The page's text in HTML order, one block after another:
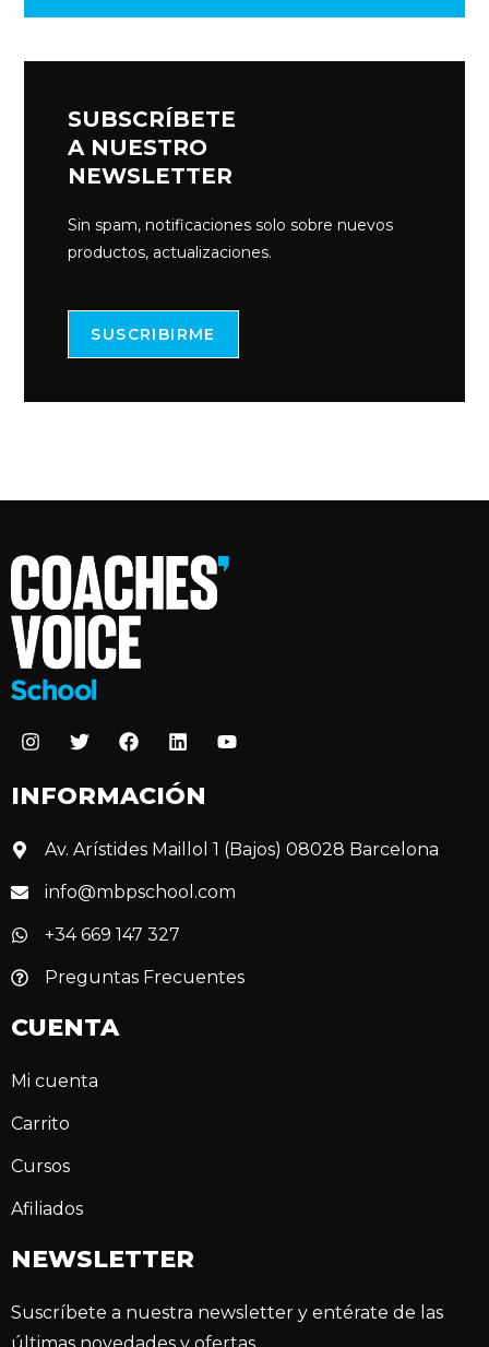
SUBSCRÍBETE
A NUESTRO
NEWSLETTER
Sin spam, notificaciones solo sobre nuevos
productos, actualizaciones.
SUSCRIBIRME
INFORMACIÓN
Av. Arístides Maillol 1 (Bajos) 08028 Barcelona
info@mbpschool.com
+34 669 147 327
Preguntas Frecuentes
CUENTA
Mi cuenta
Carrito
Cursos
Afiliados
NEWSLETTER
Suscríbete a nuestra newsletter y entérate de las
últimas novedades y ofertas